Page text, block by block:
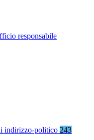
responsabile
indirizzo-politico 243